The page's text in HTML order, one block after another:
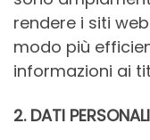
rendere i siti
modo più
informazioni ai
2. DATI